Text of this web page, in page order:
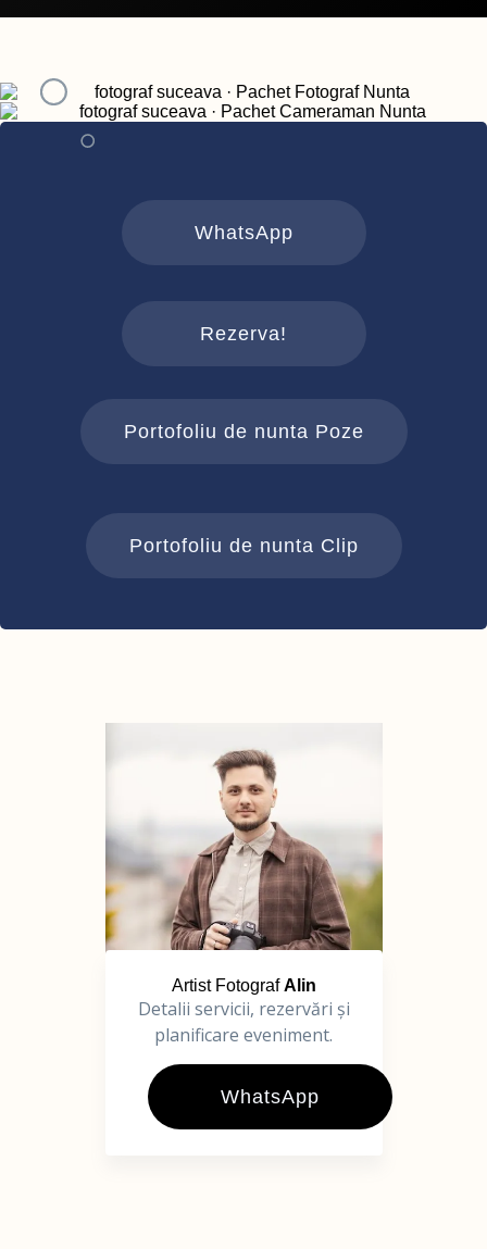
WhatsApp
Rezerva!
Portofoliu de nunta Poze
Portofoliu de nunta Clip
Artist FotografAlin
Detalii servicii, rezervări și
planificare eveniment.
WhatsApp